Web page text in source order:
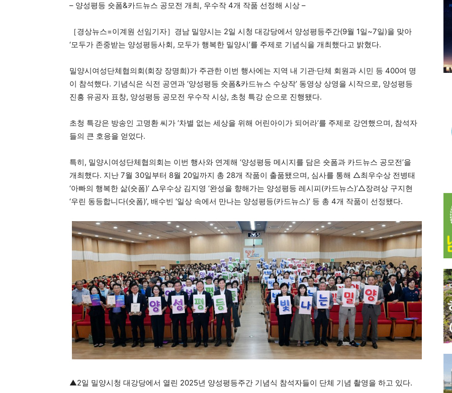
– 양성평등 숏폼&카드뉴스 공모전 개최, 우수작 4개 작품 선정해 시상 –
［경상뉴스=이계원 선임기자］경남 밀양시는 2일 시청 대강당에서 양성평등주간(9월 1일~7일)을 맞아
‘모두가 존중받는 양성평등사회, 모두가 행복한 밀양시’를 주제로 기념식을 개최했다고 밝혔다.
밀양시여성단체협의회(회장 장명희)가 주관한 이번 행사에는 지역 내 기관·단체 회원과 시민 등 400여 명
이 참석했다. 기념식은 식전 공연과 ‘양성평등 숏폼&카드뉴스 수상작’ 동영상 상영을 시작으로, 양성평등
진흥 유공자 표창, 양성평등 공모전 우수작 시상, 초청 특강 순으로 진행됐다.
초청 특강은 방송인 고명환 씨가 ‘차별 없는 세상을 위해 어린아이가 되어라’를 주제로 강연했으며, 참석자
들의 큰 호응을 얻었다.
특히, 밀양시여성단체협의회는 이번 행사와 연계해 ‘양성평등 메시지를 담은 숏폼과 카드뉴스 공모전’을
개최했다. 지난 7월 30일부터 8월 20일까지 총 28개 작품이 출품됐으며, 심사를 통해 △최우수상 전병태
‘아빠의 행복한 삶(숏폼)’ △우수상 김지영 ‘완성을 향해가는 양성평등 레시피(카드뉴스)’△장려상 구지현
‘우린 동등합니다(숏폼)’, 배수빈 ‘일상 속에서 만나는 양성평등(카드뉴스)’ 등 총 4개 작품이 선정됐다.
▲2일 밀양시청 대강당에서 열린 2025년 양성평등주간 기념식 참석자들이 단체 기념 촬영을 하고 있다.